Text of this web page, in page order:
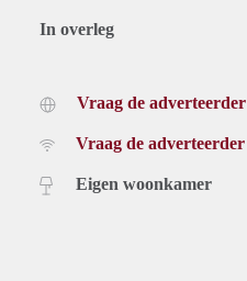
In overleg
Vraag de adverteerder
Vraag de adverteerder
Eigen woonkamer